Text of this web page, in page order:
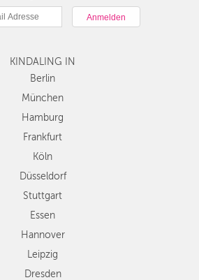
Hamburg
Köln
Düsseldorf
Stuttgart
Essen
Dresden
Nürnberg
Wien
Zürich
Andere
Regionen
KINDALING IN
Berlin
München
Hamburg
Frankfurt
Köln
Düsseldorf
Stuttgart
Essen
Hannover
Leipzig
Dresden